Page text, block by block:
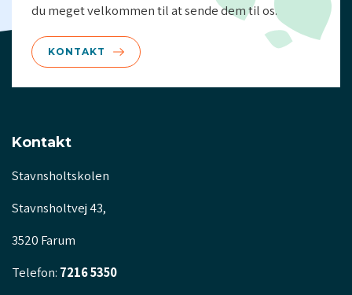
du meget velkommen til at sende dem til os.
KONTAKT
Kontakt
Stavnsholtskolen
Stavnsholtvej 43,
3520 Farum
Telefon: 7216 5350